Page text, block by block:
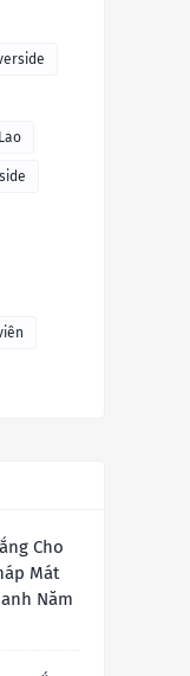
Cho
Mát
Năm